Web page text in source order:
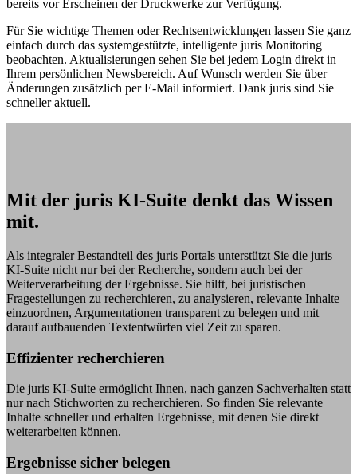
bereits vor Erscheinen der Druckwerke zur Verfügung.
Für Sie wichtige Themen oder Rechtsentwicklungen lassen Sie ganz
einfach durch das systemgestützte, intelligente juris Monitoring
beobachten. Aktualisierungen sehen Sie bei jedem Login direkt in
Ihrem persönlichen Newsbereich. Auf Wunsch werden Sie über
Änderungen zusätzlich per E-Mail informiert. Dank juris sind Sie
schneller aktuell.
Mit der juris KI-Suite denkt das Wissen
mit.
Als integraler Bestandteil des juris Portals unterstützt Sie die juris
KI-Suite nicht nur bei der Recherche, sondern auch bei der
Weiterverarbeitung der Ergebnisse. Sie hilft, bei juristischen
Fragestellungen zu recherchieren, zu analysieren, relevante Inhalte
einzuordnen, Argumentationen transparent zu belegen und mit
darauf aufbauenden Textentwürfen viel Zeit zu sparen.
Effizienter recherchieren
Die juris KI-Suite ermöglicht Ihnen, nach ganzen Sachverhalten statt
nur nach Stichworten zu recherchieren. So finden Sie relevante
Inhalte schneller und erhalten Ergebnisse, mit denen Sie direkt
weiterarbeiten können.
Ergebnisse sicher belegen